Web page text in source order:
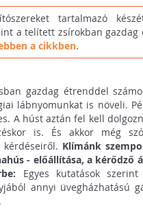
tartalmazó
a telített zsírokban
a cikkben.
gazdag étrenddel
lábnyomunkat is növeli.
A húst aztán fel kell
is. És akkor még
kérdéseiről. Klímánk
- előállítása, a kérődző
Egyes kutatások
annyi üvegházhatású